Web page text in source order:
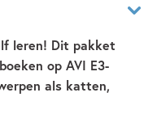
leren! Dit pakket
op AVI E3-
als katten,